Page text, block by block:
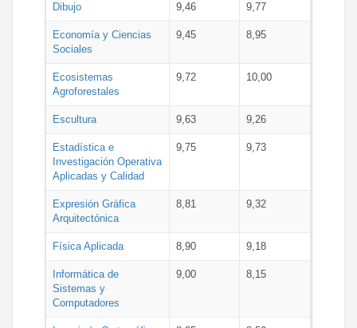
Dibujo 9,46 9,77
Economía y Ciencias
Sociales
9,45 8,95
Ecosistemas
Agroforestales
9,72 10,00
Escultura 9,63 9,26
Estadística e
Investigación Operativa
Aplicadas y Calidad
9,75 9,73
Expresión Gráfica
Arquitectónica
8,81 9,32
Física Aplicada 8,90 9,18
Informática de
Sistemas y
Computadores
9,00 8,15